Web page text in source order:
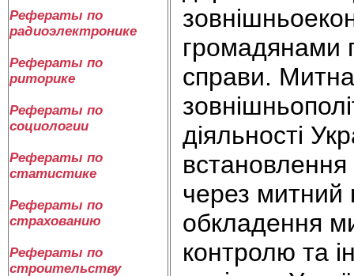
Рефераты по
радиоэлектронике
Рефераты по
риторике
Рефераты по
социологии
Рефераты по
статистике
Рефераты по
страхованию
Рефераты по
строительству
громадянами
справи.
діяльності
встановлення
через митний
обкладення
контролю та